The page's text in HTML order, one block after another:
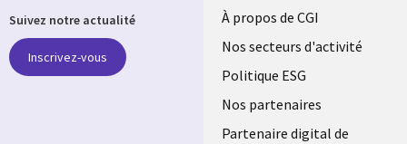
Useful
links
FRANCE
À propos de CGI
Nos secteurs d'activité
Politique ESG
Nos partenaires
Partenaire digital de
Suivez notre actualité
Inscrivez-vous